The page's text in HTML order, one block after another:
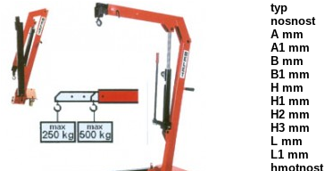
typ
nosnost
A mm
A1 mm
B mm
B1 mm
H mm
H1 mm
H2 mm
H3 mm
L mm
L1 mm
hmotnost